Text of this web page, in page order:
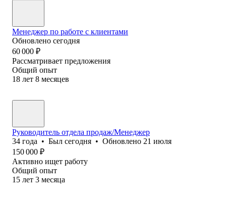
Менеджер по работе с клиентами
Обновлено сегодня
60 000 ₽
Рассматривает предложения
Общий опыт
18 лет 8 месяцев
Руководитель отдела продаж/Менеджер
34 года • Был сегодня • Обновлено 21 июля
150 000 ₽
Активно ищет работу
Общий опыт
15 лет 3 месяца